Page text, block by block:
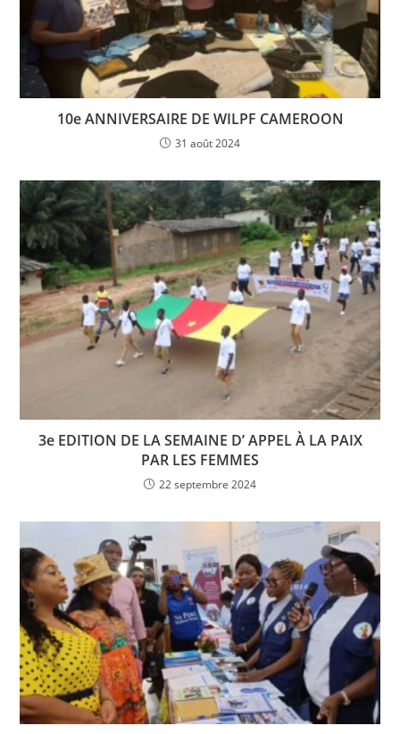
10e ANNIVERSAIRE DE WILPF CAMEROON
31 août 2024
3e EDITION DE LA SEMAINE D’ APPEL À LA PAIX
PAR LES FEMMES
22 septembre 2024